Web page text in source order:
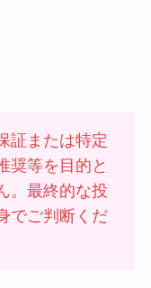
証または特定
奨等を目的と
。最終的な投
でご判断くだ